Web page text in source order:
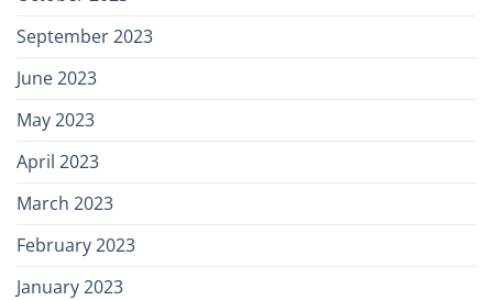
September 2023
June 2023
May 2023
April 2023
March 2023
February 2023
January 2023